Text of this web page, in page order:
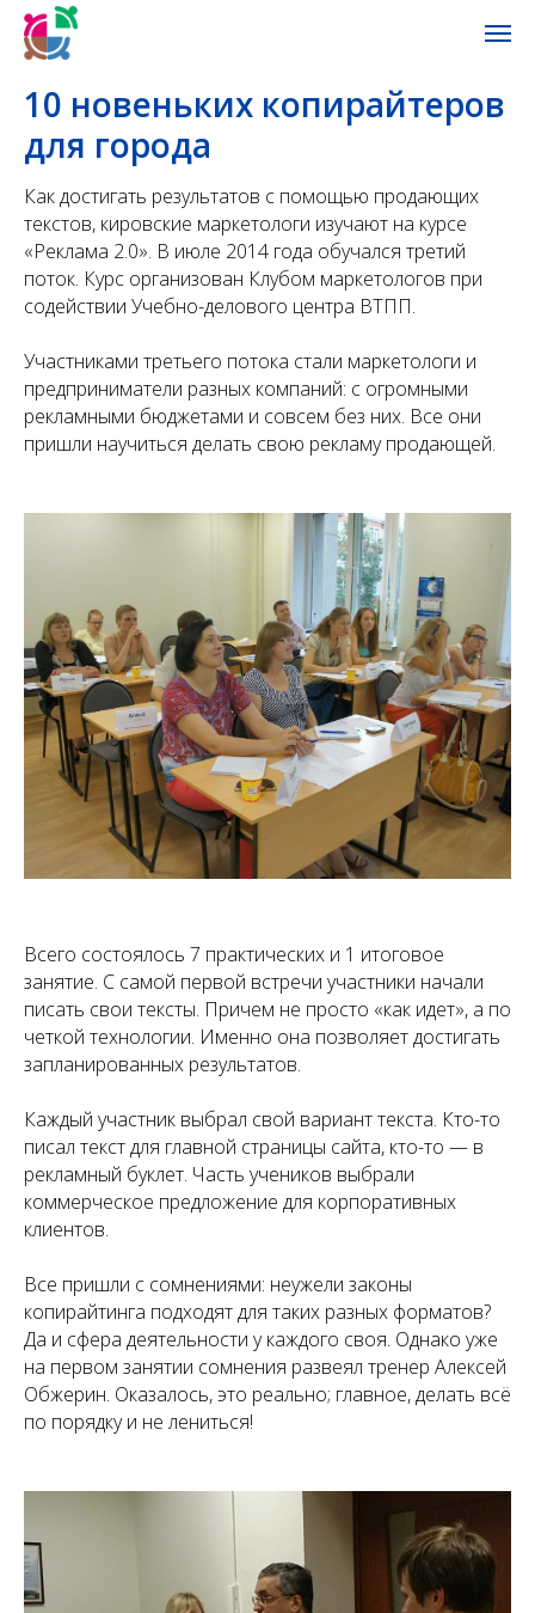
10 новеньких копирайтеров
для города
Как достигать результатов с помощью продающих
текстов, кировские маркетологи изучают на курсе
«Реклама 2.0». В июле 2014 года обучался третий
поток. Курс организован Клубом маркетологов при
содействии Учебно-делового центра ВТПП.
Участниками третьего потока стали маркетологи и
предприниматели разных компаний: с огромными
рекламными бюджетами и совсем без них. Все они
пришли научиться делать свою рекламу продающей.
Всего состоялось 7 практических и 1 итоговое
занятие. С самой первой встречи участники начали
писать свои тексты. Причем не просто «как идет», а по
четкой технологии. Именно она позволяет достигать
запланированных результатов.
Каждый участник выбрал свой вариант текста. Кто-то
писал текст для главной страницы сайта, кто-то — в
рекламный буклет. Часть учеников выбрали
коммерческое предложение для корпоративных
клиентов.
Все пришли с сомнениями: неужели законы
копирайтинга подходят для таких разных форматов?
Да и сфера деятельности у каждого своя. Однако уже
на первом занятии сомнения развеял тренер Алексей
Обжерин. Оказалось, это реально; главное, делать всё
по порядку и не лениться!